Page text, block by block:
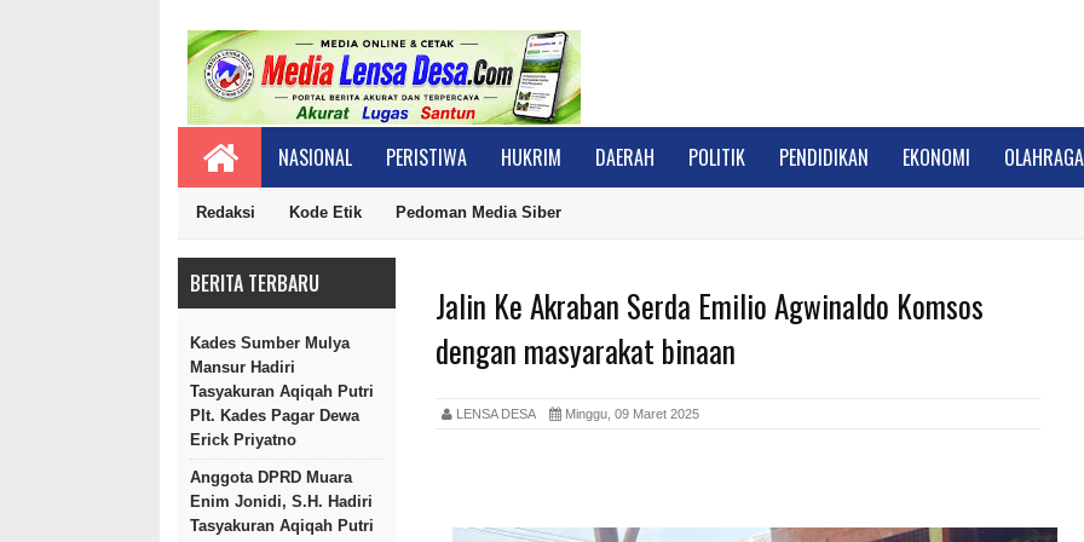
NASIONAL PERISTIWA HUKRIM DAERAH POLITIK PENDIDIKAN EKONOMI OLAHRAGA
Redaksi Kode Etik Pedoman Media Siber
BERITA TERBARU
Kades Sumber Mulya
Mansur Hadiri
Tasyakuran Aqiqah Putri
Plt. Kades Pagar Dewa
Erick Priyatno
Anggota DPRD Muara
Enim Jonidi, S.H. Hadiri
Tasyakuran Aqiqah Putri
Jalin Ke Akraban Serda Emilio Agwinaldo Komsos
dengan masyarakat binaan
LENSA DESA Minggu, 09 Maret 2025